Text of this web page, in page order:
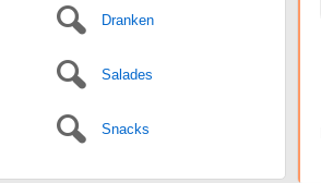
Dranken
Salades
Snacks